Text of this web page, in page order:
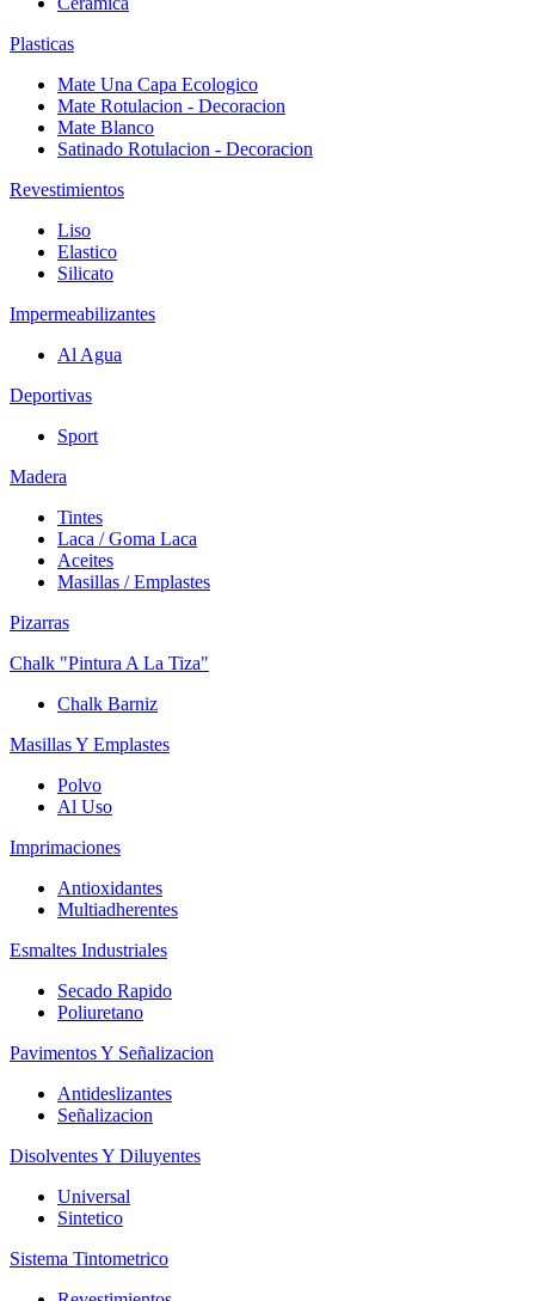
Plasticas
Mate Una Capa Ecologico
Mate Rotulacion - Decoracion
Mate Blanco
Satinado Rotulacion - Decoracion
Revestimientos
Liso
Elastico
Silicato
Impermeabilizantes
Al Agua
Deportivas
Sport
Madera
Tintes
Laca / Goma Laca
Aceites
Masillas / Emplastes
Pizarras
Chalk "Pintura A La Tiza"
Chalk Barniz
Masillas Y Emplastes
Polvo
Al Uso
Imprimaciones
Antioxidantes
Multiadherentes
Esmaltes Industriales
Secado Rapido
Poliuretano
Pavimentos Y Señalizacion
Antideslizantes
Señalizacion
Disolventes Y Diluyentes
Universal
Sintetico
Sistema Tintometrico